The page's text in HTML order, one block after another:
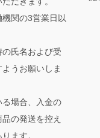
関の3営業日以
氏名および受
うお願いしま
場合、入金の
の発送を控え
ます。